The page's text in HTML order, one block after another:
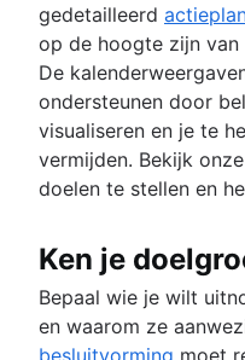
gedetailleerd
op de hoogte zijn
De
ondersteunen door
visualiseren en je te
vermijden. Bekijk onze
doelen te stellen en
Ken je
Bepaal wie je wilt
en waarom ze
besluitvorming moet